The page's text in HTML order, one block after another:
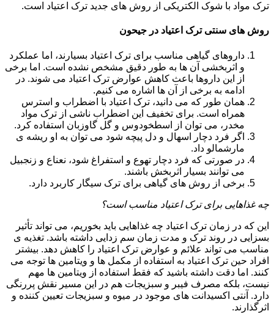
ترک مواد با شوک الکتریکی از روش های جدید ترک اعتیاد است.
روش های سنتی ترک اعتیاد در جیحون
داروهای گیاهی مناسب برای ترک اعتیاد بسیارند، اما عملکرد
و اثربخشی آن ها به طور دقیق مشخص نشده است. اما برخی
از این داروها باعث کاهش عوارض ترک اعتیاد می شوند. در
ادامه به برخی از آن ها اشاره می کنیم.
همان طور که می دانید، ترک اعتیاد با اضطراب و استرس
همراه است. برای تخفیف این اضطراب ناشی از ترک مواد
مخدر، می توان از اسطخودوس و گل گاوزبان استفاده کرد.
اگر فرد دچار اسهال و دل پیچه شود می توان به او ریشه ی
مارشمالو داد.
در صورتی که فرد دچار تهوع و استفراغ شود، نعناع و زنجبیل
می توانند بسیار اثربخش باشند.
برخی از روش های گیاهی برای ترک سیگار کاربرد دارد.
چه غذاهایی برای ترک اعتیاد مناسب است؟
این که در زمان ترک اعتیاد چه غذاهایی باید بخوریم، می تواند تأثیر
بسزایی در روند ترک و مدت زمان سم زدایی داشته باشد. تغذیه ی
مناسب می تواند علائم و عوارض ترک اعتیاد را کاهش دهد. بیشتر
افراد حین ترک اعتیاد به استفاده از مکمل ها و ویتامین ها توجه می
کنند. اما دقت داشته باشید که فقط استفاده از ویتامین ها مهم
نیست، بلکه مصرف فیبر و سبزیجات هم در این مسیر نقش پررنگی
دارد. آنتی اکسیدانت های موجود در میوه و سبزیجات تعیین کننده و
اثرگذارند.